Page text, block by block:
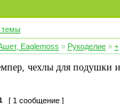
темы
Eaglemoss » Рукоделие » +
чехлы для подушки и
[ 1 сообщение ]